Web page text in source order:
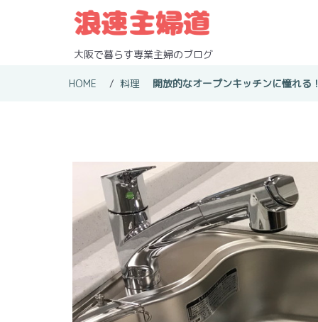
大阪で暮らす専業主婦のブログ
HOME 料理 開放的なオープンキッチンに憧れる！